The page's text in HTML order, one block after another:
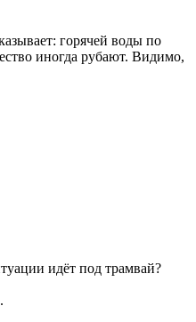
горячей воды по
иногда рубают. Видимо,
идёт под трамвай?